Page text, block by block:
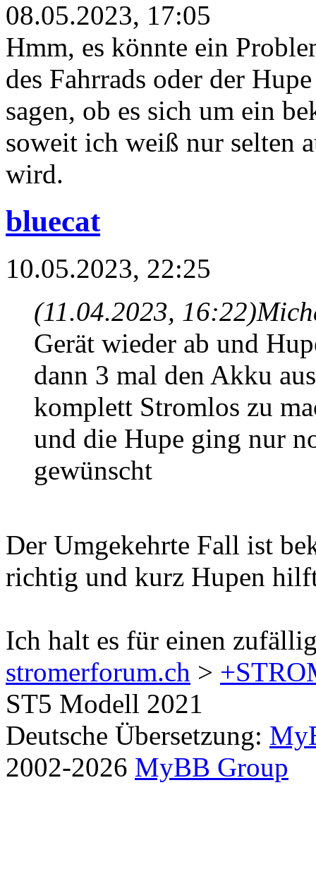
08.05.2023, 17:05
Hmm, es könnte ein
des Fahrrads oder der
sagen, ob es sich um ein
soweit ich weiß nur selten
wird.
bluecat
10.05.2023, 22:25
(11.04.2023, 16:22)
Gerät wieder ab und
dann 3 mal den Akku
komplett Stromlos zu
und die Hupe ging nur
gewünscht
Der Umgekehrte Fall ist
richtig und kurz Hupen
Ich halt es für einen
stromerforum.ch >
ST5 Modell 2021
Deutsche Übersetzung:
2002-2026 MyBB Group